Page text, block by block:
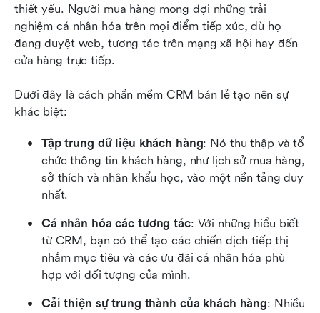
thiết yếu. Người mua hàng mong đợi những trải
nghiệm cá nhân hóa trên mọi điểm tiếp xúc, dù họ
đang duyệt web, tương tác trên mạng xã hội hay đến
cửa hàng trực tiếp.
Dưới đây là cách phần mềm CRM bán lẻ tạo nên sự
khác biệt:
Tập trung dữ liệu khách hàng: Nó thu thập và tổ
chức thông tin khách hàng, như lịch sử mua hàng,
sở thích và nhân khẩu học, vào một nền tảng duy
nhất.
Cá nhân hóa các tương tác: Với những hiểu biết
từ CRM, bạn có thể tạo các chiến dịch tiếp thị
nhắm mục tiêu và các ưu đãi cá nhân hóa phù
hợp với đối tượng của mình.
Cải thiện sự trung thành của khách hàng: Nhiều